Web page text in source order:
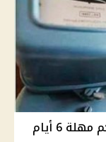
عاجل لأصحاب العدادات القديمة: أمامكم مهلة 6 أيام